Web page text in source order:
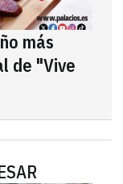
más
de "Vive